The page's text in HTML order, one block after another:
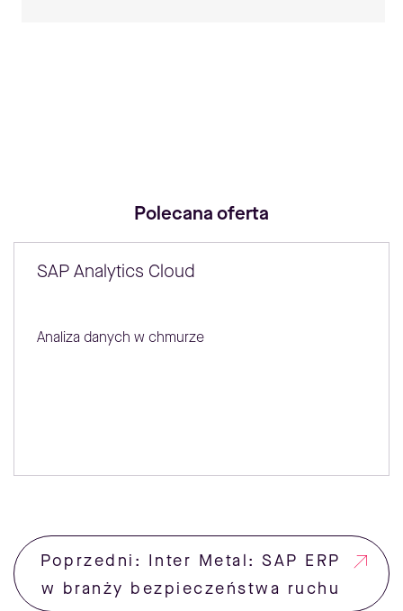
Polecana oferta
SAP Analytics Cloud
Analiza danych w chmurze
Poprzedni: Inter Metal: SAP ERP
w branży bezpieczeństwa ruchu